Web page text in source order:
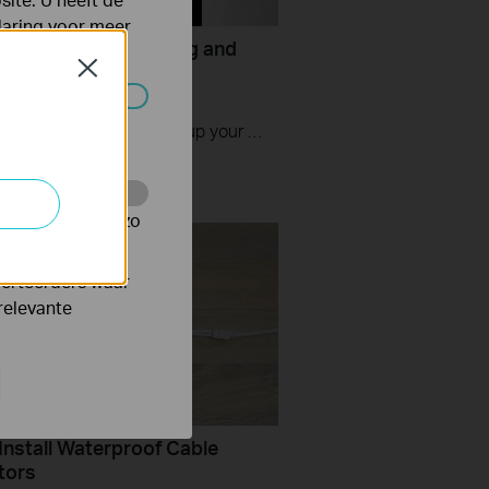
Camera Unboxing and
Tapo
Waterproof Cable
Close
voor meer
te volgen en zo
waar